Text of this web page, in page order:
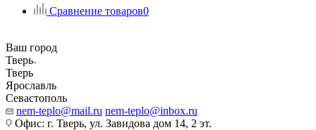
Сравнение товаров0
Ваш город
Тверь
Тверь
Ярославль
Севастополь
nem-teplo@mail.ru nem-teplo@inbox.ru
Офис: г. Тверь, ул. Завидова дом 14, 2 эт.